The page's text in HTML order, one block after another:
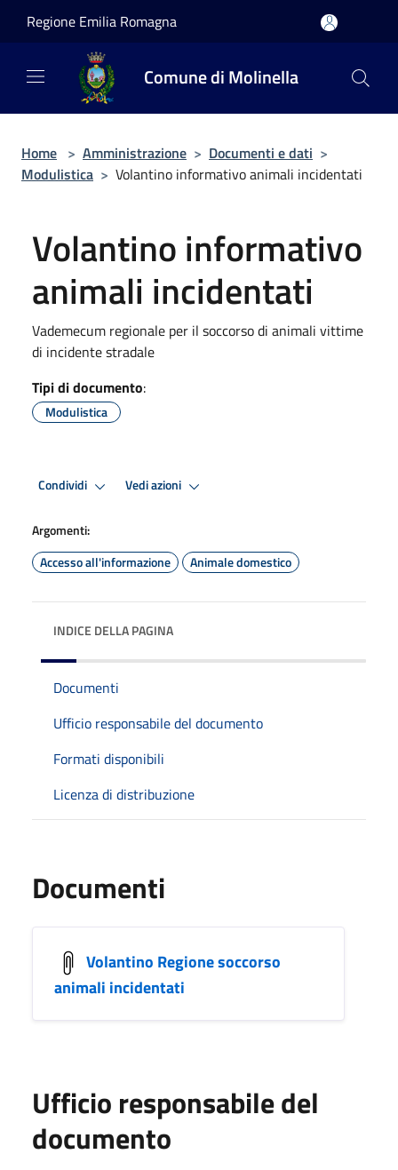
Regione Emilia Romagna
Comune di Molinella
Home > Amministrazione > Documenti e dati >
Modulistica > Volantino informativo animali incidentati
Volantino informativo
animali incidentati
Vademecum regionale per il soccorso di animali vittime
di incidente stradale
Tipi di documento:
Modulistica
Condividi Vedi azioni
Argomenti:
Accesso all'informazione
Animale domestico
INDICE DELLA PAGINA
Documenti
Ufficio responsabile del documento
Formati disponibili
Licenza di distribuzione
Documenti
Volantino Regione soccorso
animali incidentati
Ufficio responsabile del
documento